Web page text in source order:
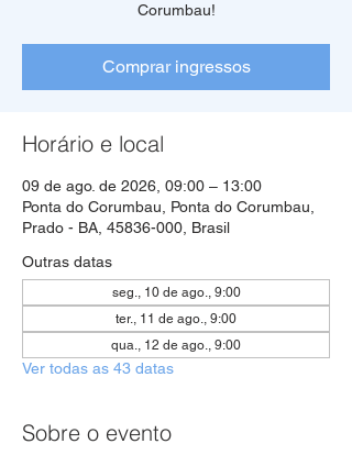
Corumbau!
Comprar ingressos
Horário e local
09 de ago. de 2026, 09:00 – 13:00
Ponta do Corumbau, Ponta do Corumbau,
Prado - BA, 45836-000, Brasil
Outras datas
seg., 10 de ago., 9:00
ter., 11 de ago., 9:00
qua., 12 de ago., 9:00
Ver todas as 43 datas
Sobre o evento